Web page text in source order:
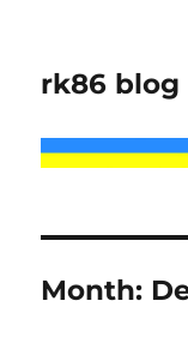
rk86 blog
Month: